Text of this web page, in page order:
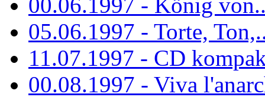
05.06.1997 - Torte,
11.07.1997 - CD
00.08.1997 - Viva